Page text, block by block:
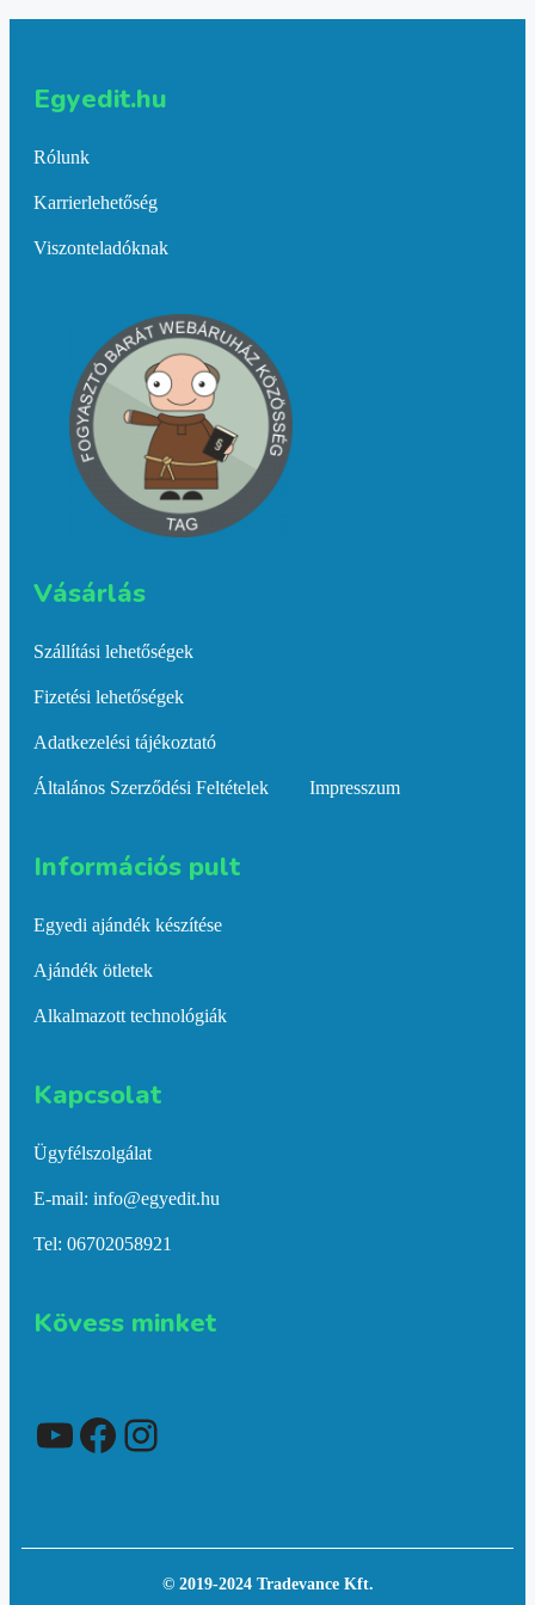
Egyedit.hu
Rólunk
Karrierlehetőség
Viszonteladóknak
Vásárlás​
Szállítási lehetőségek
Fizetési lehetőségek
Adatkezelési tájékoztató
Általános Szerződési Feltételek Impresszum
Információs pult​
Egyedi ajándék készítése
Ajándék ötletek
Alkalmazott technológiák
Kapcsolat​
Ügyfélszolgálat
E-mail: info@egyedit.hu
Tel: 06702058921
Kövess minket
YouTube
Facebook
Instagram
© 2019-2024 Tradevance Kft.